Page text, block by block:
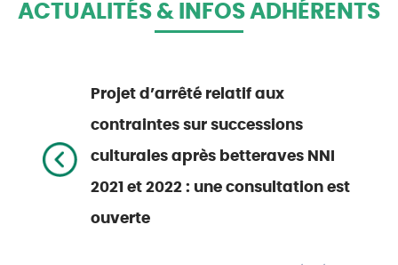
ACTUALITÉS & INFOS ADHÉRENTS
Projet d’arrêté relatif aux
contraintes sur successions
culturales après betteraves NNI
2021 et 2022 : une consultation est
ouverte